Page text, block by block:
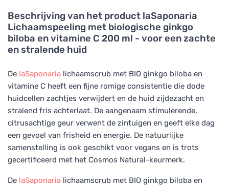
Beschrijving van het product laSaponaria
Lichaamspeeling met biologische ginkgo
biloba en vitamine C 200 ml - voor een zachte
en stralende huid
De laSaponaria lichaamscrub met BIO ginkgo biloba en
vitamine C heeft een fijne romige consistentie die dode
huidcellen zachtjes verwijdert en de huid zijdezacht en
stralend fris achterlaat. De aangenaam stimulerende,
citrusachtige geur verwent de zintuigen en geeft elke dag
een gevoel van frisheid en energie. De natuurlijke
samenstelling is ook geschikt voor vegans en is trots
gecertificeerd met het Cosmos Natural-keurmerk.
De laSaponaria lichaamscrub met BIO ginkgo biloba en